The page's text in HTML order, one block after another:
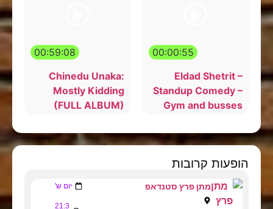
00:00:55
Eldad Shetrit –
Standup Comedy –
Gym and busses
00:59:08
Chinedu Unaka:
Mostly Kidding
(FULL ALBUM)
הופעות קרובות
מתן פרץ סטנדאפ יום ש'
21:3